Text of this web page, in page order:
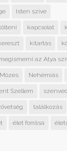
Isten szíve
kapcsolat
kitartás
megismerni az Atya
Mózes Nehémiás
Szellem
találkozás
élet forrása